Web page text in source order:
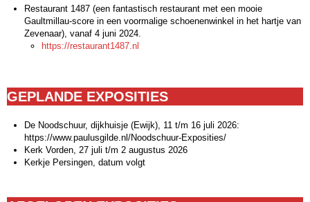
Restaurant 1487 (een fantastisch restaurant met een mooie
Gaultmillau-score in een voormalige schoenenwinkel in het hartje van
Zevenaar), vanaf 4 juni 2024.
https://restaurant1487.nl
GEPLANDE EXPOSITIES
De Noodschuur, dijkhuisje (Ewijk), 11 t/m 16 juli 2026:
https://www.paulusgilde.nl/Noodschuur-Exposities/
Kerk Vorden, 27 juli t/m 2 augustus 2026
Kerkje Persingen, datum volgt